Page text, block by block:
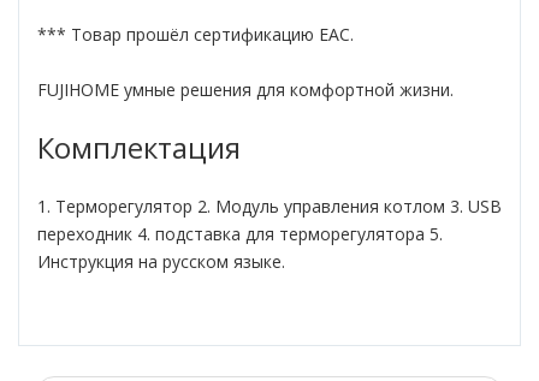
*** Товар прошёл сертификацию ЕАС.
FUJIHOME умные решения для комфортной жизни.
Комплектация
1. Терморегулятор 2. Модуль управления котлом 3. USB
переходник 4. подставка для терморегулятора 5.
Инструкция на русском языке.